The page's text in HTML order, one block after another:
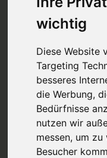
wichtig
Diese Website
Targeting
besseres
die Werbung,
Bedürfnisse
nutzen wir
messen, um
Besucher
Das